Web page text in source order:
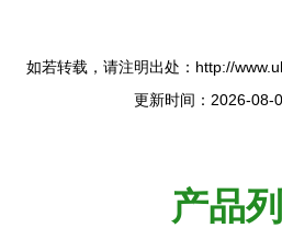
如若转载，请注明出处：http://
更新时间：2026-08-
产品